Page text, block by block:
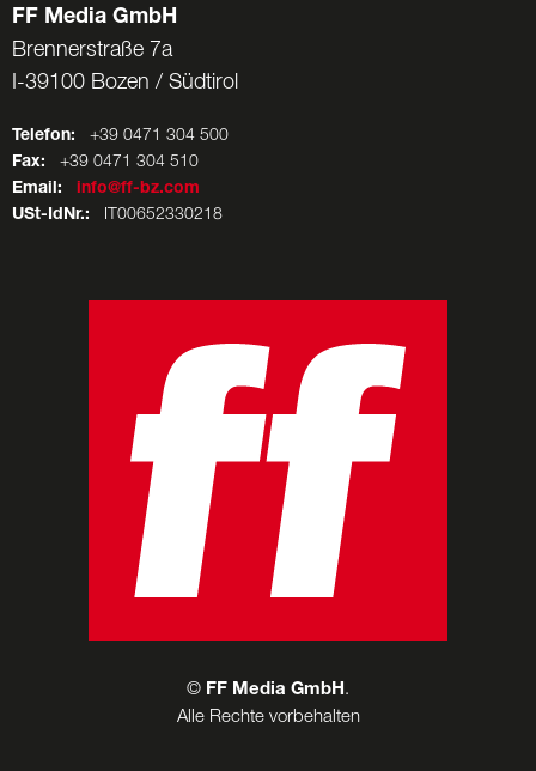
FF Media GmbH
Brennerstraße 7a
I-39100 Bozen / Südtirol
Telefon: +39 0471 304 500
Fax: +39 0471 304 510
Email:
info@ff-bz.com
USt-IdNr.: IT00652330218
© FF Media GmbH .
Alle Rechte vorbehalten